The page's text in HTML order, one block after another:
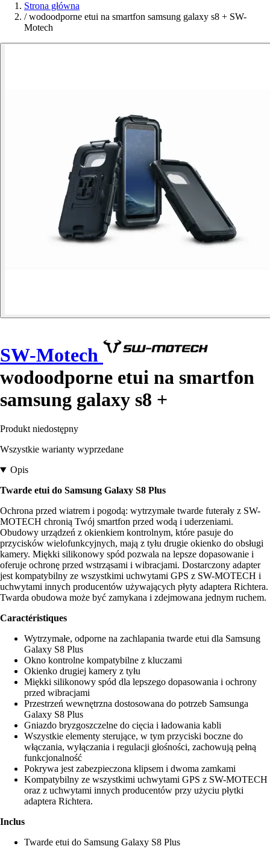
Strona główna
/ wodoodporne etui na smartfon samsung galaxy s8 + SW-
Motech
SW-Motech
wodoodporne etui na smartfon
samsung galaxy s8 +
Produkt niedostępny
Wszystkie warianty wyprzedane
Opis
Twarde etui do Samsung Galaxy S8 Plus
Ochrona przed wiatrem i pogodą: wytrzymałe twarde futerały z SW-
MOTECH chronią Twój smartfon przed wodą i uderzeniami.
Obudowy urządzeń z okienkiem kontrolnym, które pasuje do
przycisków wielofunkcyjnych, mają z tyłu drugie okienko do obsługi
kamery. Miękki silikonowy spód pozwala na lepsze dopasowanie i
oferuje ochronę przed wstrząsami i wibracjami. Dostarczony adapter
jest kompatybilny ze wszystkimi uchwytami GPS z SW-MOTECH i
uchwytami innych producentów używających płyty adaptera Richtera.
Twarda obudowa może być zamykana i zdejmowana jednym ruchem.
Caractéristiques
Wytrzymałe, odporne na zachlapania twarde etui dla Samsung
Galaxy S8 Plus
Okno kontrolne kompatybilne z kluczami
Okienko drugiej kamery z tyłu
Miękki silikonowy spód dla lepszego dopasowania i ochrony
przed wibracjami
Przestrzeń wewnętrzna dostosowana do potrzeb Samsunga
Galaxy S8 Plus
Gniazdo bryzgoszczelne do cięcia i ładowania kabli
Wszystkie elementy sterujące, w tym przyciski boczne do
włączania, wyłączania i regulacji głośności, zachowują pełną
funkcjonalność
Pokrywa jest zabezpieczona klipsem i dwoma zamkami
Kompatybilny ze wszystkimi uchwytami GPS z SW-MOTECH
oraz z uchwytami innych producentów przy użyciu płytki
adaptera Richtera.
Inclus
Twarde etui do Samsung Galaxy S8 Plus